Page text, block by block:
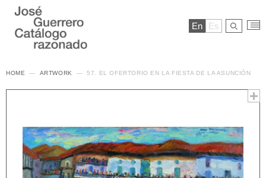
En Es
HOME ARTWORK 57. EL OFERTORIO EN LA FIESTA DE LA ASUNCIÓN